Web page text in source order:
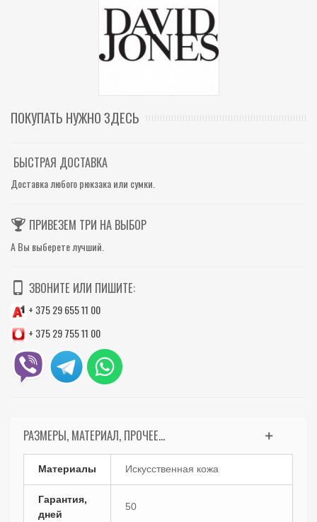
ПОКУПАТЬ НУЖНО ЗДЕСЬ
БЫСТРАЯ ДОСТАВКА
Доставка любого рюкзака или сумки.
ПРИВЕЗЕМ ТРИ НА ВЫБОР
А Вы выберете лучший.
ЗВОНИТЕ ИЛИ ПИШИТЕ:
+ 375 29 655 11 00
+ 375 29 755 11 00
РАЗМЕРЫ, МАТЕРИАЛ, ПРОЧЕЕ...
Материалы Искусственная кожа
Гарантия,
дней
50